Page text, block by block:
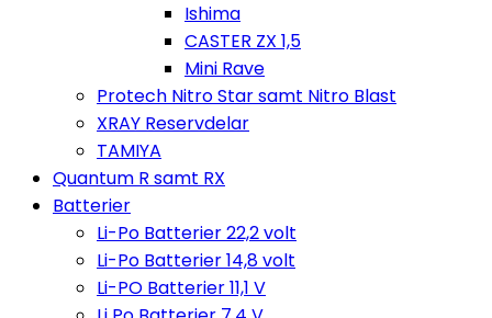
Ishima
CASTER ZX 1,5
Mini Rave
Protech Nitro Star samt Nitro Blast
XRAY Reservdelar
TAMIYA
Quantum R samt RX
Batterier
Li-Po Batterier 22,2 volt
Li-Po Batterier 14,8 volt
Li-PO Batterier 11,1 V